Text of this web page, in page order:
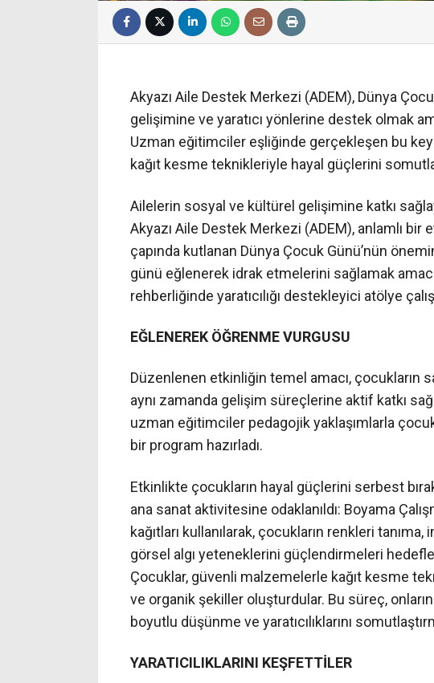
Akyazı Aile Destek Merkezi (ADEM), Dünya
gelişimine ve yaratıcı yönlerine destek olmak
Uzman eğitimciler eşliğinde gerçekleşen bu
kağıt kesme teknikleriyle hayal güçlerini
Ailelerin sosyal ve kültürel gelişimine katkı
Akyazı Aile Destek Merkezi (ADEM), anlamlı bir
çapında kutlanan Dünya Çocuk Günü’nün
günü eğlenerek idrak etmelerini sağlamak
rehberliğinde yaratıcılığı destekleyici atölye
EĞLENEREK ÖĞRENME VURGUSU
Düzenlenen etkinliğin temel amacı, çocukların
aynı zamanda gelişim süreçlerine aktif katkı
uzman eğitimciler pedagojik yaklaşımlarla
bir program hazırladı.
Etkinlikte çocukların hayal güçlerini serbest
ana sanat aktivitesine odaklanıldı: Boyama
kağıtları kullanılarak, çocukların renkleri
görsel algı yeteneklerini güçlendirmeleri
Çocuklar, güvenli malzemelerle kağıt kesme
ve organik şekiller oluşturdular. Bu süreç,
boyutlu düşünme ve yaratıcılıklarını
YARATICILIKLARINI KEŞFETTİLER